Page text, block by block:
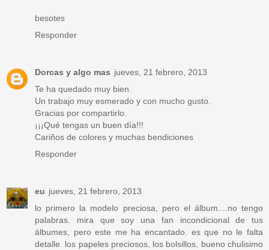
besotes
Responder
Dorcas y algo mas jueves, 21 febrero, 2013
Te ha quedado muy bien.
Un trabajo muy esmerado y con mucho gusto.
Gracias por compartirlo.
¡¡¡Qué tengas un buen día!!!
Cariños de colores y muchas bendiciones
Responder
eu jueves, 21 febrero, 2013
lo primero la modelo preciosa, pero el álbum....no tengo
palabras. mira que soy una fan incondicional de tus
álbumes, pero este me ha encantado. es que no le falta
detalle. los papeles preciosos, los bolsillos, bueno chulisimo